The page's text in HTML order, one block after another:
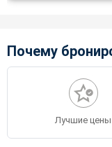
Почему
Лучшие цены